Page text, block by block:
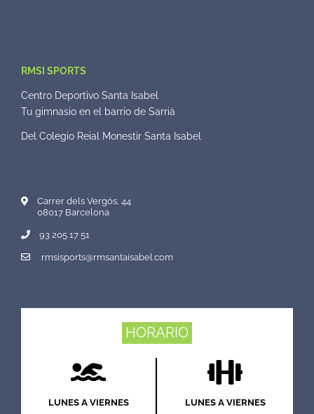
RMSI SPORTS
Centro Deportivo Santa Isabel
Tu gimnasio en el barrio de Sarrià
Del Colegio Reial Monestir Santa Isabel
Carrer dels Vergós, 44
08017 Barcelona
93 205 17 51
rmsisports@rmsantaisabel.com
HORARIO
LUNES A VIERNES LUNES A VIERNES